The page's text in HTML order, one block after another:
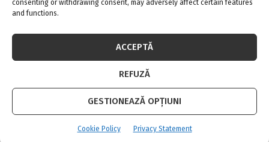
consenting or withdrawing consent, may adversely affect certain features
and functions.
ACCEPTĂ
REFUZĂ
GESTIONEAZĂ OPȚIUNI
Cookie Policy Privacy Statement
INSTAGRAM
Please enter an Access Token
CELE MAI CITITE